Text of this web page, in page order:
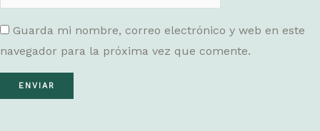
Guarda mi nombre, correo electrónico y web en este
navegador para la próxima vez que comente.